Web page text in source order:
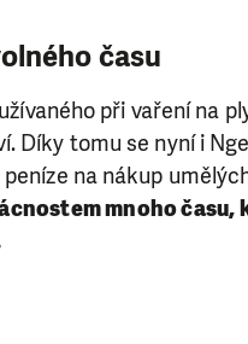
času
při vaření na
Díky tomu se nyní i
na nákup
mnoho času,